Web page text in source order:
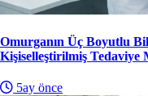
Omurganın Üç Boyutlu
Kişiselleştirilmiş Tedaviye
5ay önce